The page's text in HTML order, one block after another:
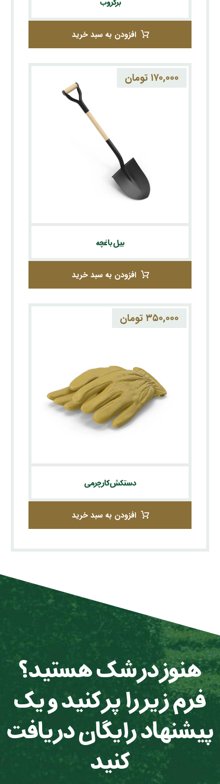
افزودن به سبد خرید
بیل باغچه
۱۷۰,۰۰۰ تومان
افزودن به سبد خرید
دستکش کار چرمی
۳۵۰,۰۰۰ تومان
افزودن به سبد خرید
هنوز در شک هستید؟
فرم زیر را پر کنید و یک
پیشنهاد رایگان دریافت
کنید